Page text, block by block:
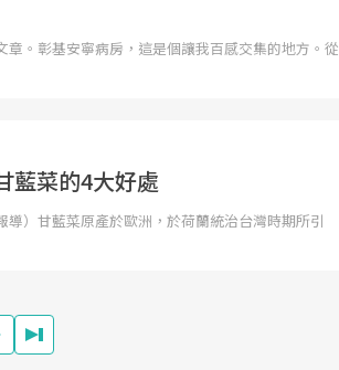
。彰基安寧病房，這是個讓我百感交集的地方。從
菜的4大好處
導）甘藍菜原產於歐洲，於荷蘭統治台灣時期所引